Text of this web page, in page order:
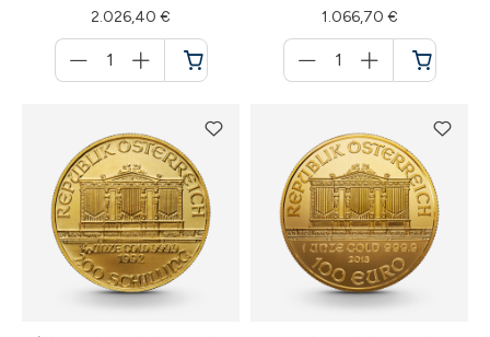
2.026,40 €
für
Warenkorb
1.066,70 €
für
Warenkorb